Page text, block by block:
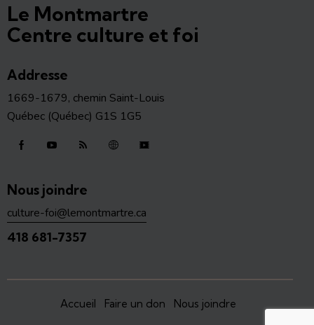
Le Montmartre
Centre culture et foi
Addresse
1669-1679, chemin Saint-Louis
Québec (Québec) G1S 1G5
Nous joindre
culture-foi@lemontmartre.ca
418 681-7357
Accueil Faire un don Nous joindre